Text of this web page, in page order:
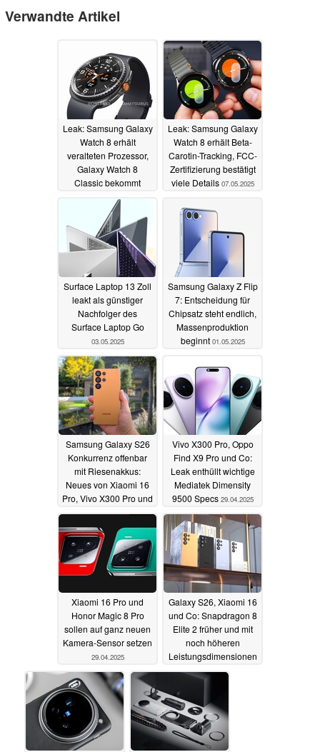
Verwandte Artikel
Leak: Samsung Galaxy
Watch 8 erhält
veralteten Prozessor,
Galaxy Watch 8
Classic bekommt
neues Quick-Button-
23.05.2025
Leak: Samsung Galaxy
Watch 8 erhält Beta-
Carotin-Tracking, FCC-
Zertifizierung bestätigt
viele Details 07.05.2025
Surface Laptop 13 Zoll
leakt als günstiger
Nachfolger des
Surface Laptop Go
03.05.2025
Samsung Galaxy Z Flip
7: Entscheidung für
Chipsatz steht endlich,
Massenproduktion
beginnt 01.05.2025
Samsung Galaxy S26
Konkurrenz offenbar
mit Riesenakkus:
Neues von Xiaomi 16
Pro, Vivo X300 Pro und
Oppo Find X9 Pro
30.04.2025
Vivo X300 Pro, Oppo
Find X9 Pro und Co:
Leak enthüllt wichtige
Mediatek Dimensity
9500 Specs 29.04.2025
Xiaomi 16 Pro und
Honor Magic 8 Pro
sollen auf ganz neuen
Kamera-Sensor setzen
29.04.2025
Galaxy S26, Xiaomi 16
und Co: Snapdragon 8
Elite 2 früher und mit
noch höheren
Leistungsdimensionen
laut Leaker29.04.2025